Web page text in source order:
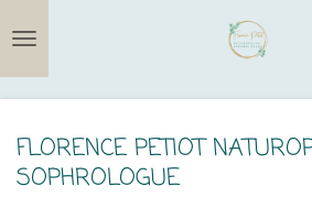
FLORENCE PETIOT
SOPHROLOGUE